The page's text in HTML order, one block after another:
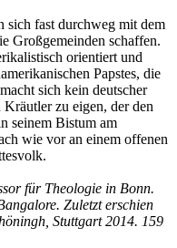
sich fast durchweg mit dem
Großgemeinden schaffen.
orientiert und
Papstes, die
sich kein deutscher
zu eigen, der den
seinem Bistum am
wie vor an einem offenen
für Theologie in Bonn.
Zuletzt erschien
Stuttgart 2014. 159